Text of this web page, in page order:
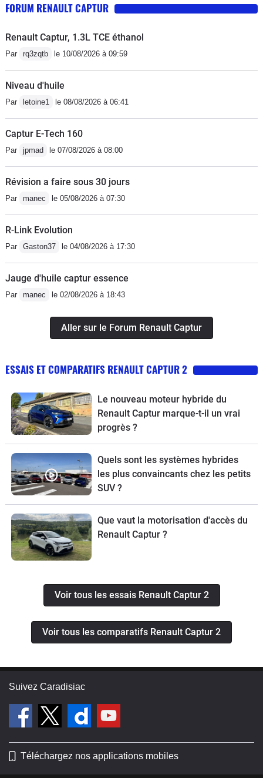
FORUM RENAULT CAPTUR
Renault Captur, 1.3L TCE éthanol
Par rq3zqtb le 10/08/2026 à 09:59
Niveau d'huile
Par letoine1 le 08/08/2026 à 06:41
Captur E-Tech 160
Par jpmad le 07/08/2026 à 08:00
Révision a faire sous 30 jours
Par manec le 05/08/2026 à 07:30
R-Link Evolution
Par Gaston37 le 04/08/2026 à 17:30
Jauge d'huile captur essence
Par manec le 02/08/2026 à 18:43
Aller sur le Forum Renault Captur
ESSAIS ET COMPARATIFS RENAULT CAPTUR 2
Le nouveau moteur hybride du
Renault Captur marque-t-il un vrai
progrès ?
Quels sont les systèmes hybrides
les plus convaincants chez les petits
SUV ?
Que vaut la motorisation d'accès du
Renault Captur ?
Voir tous les essais Renault Captur 2
Voir tous les comparatifs Renault Captur 2
Suivez Caradisiac
Téléchargez nos applications mobiles